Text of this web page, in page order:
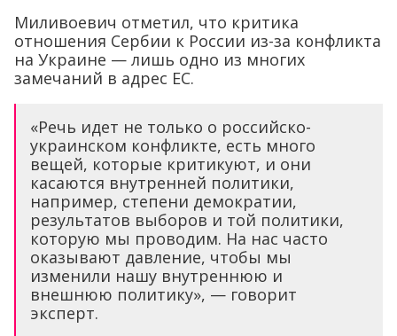
Миливоевич отметил, что критика
отношения Сербии к России из-за конфликта
на Украине — лишь одно из многих
замечаний в адрес ЕС.
«Речь идет не только о российско-
украинском конфликте, есть много
вещей, которые критикуют, и они
касаются внутренней политики,
например, степени демократии,
результатов выборов и той политики,
которую мы проводим. На нас часто
оказывают давление, чтобы мы
изменили нашу внутреннюю и
внешнюю политику», — говорит
эксперт.